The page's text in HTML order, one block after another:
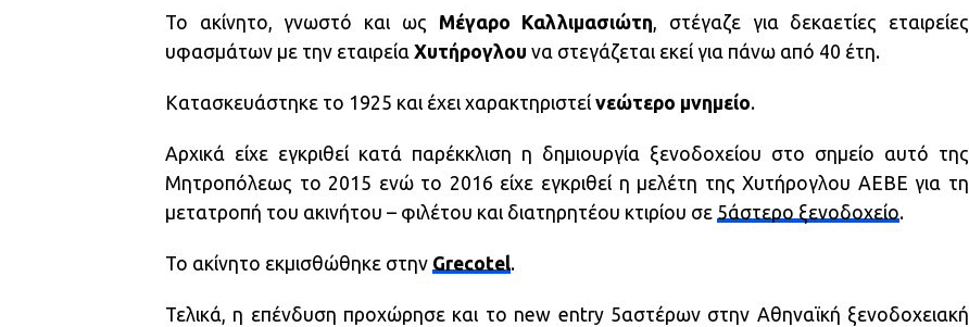
Το ακίνητο, γνωστό και ως Μέγαρο Καλλιμασιώτη, στέγαζε για δεκαετίες εταιρείες
υφασμάτων με την εταιρεία Χυτήρογλου να στεγάζεται εκεί για πάνω από 40 έτη.
Κατασκευάστηκε το 1925 και έχει χαρακτηριστεί νεώτερο μνημείο.
Αρχικά είχε εγκριθεί κατά παρέκκλιση η δημιουργία ξενοδοχείου στο σημείο αυτό της
Μητροπόλεως το 2015 ενώ το 2016 είχε εγκριθεί η μελέτη της Χυτήρογλου ΑΕΒΕ για τη
μετατροπή του ακινήτου – φιλέτου και διατηρητέου κτιρίου σε 5άστερο ξενοδοχείο.
Το ακίνητο εκμισθώθηκε στην Grecotel.
Τελικά, η επένδυση προχώρησε και το new entry 5αστέρων στην Αθηναϊκή ξενοδοχειακή